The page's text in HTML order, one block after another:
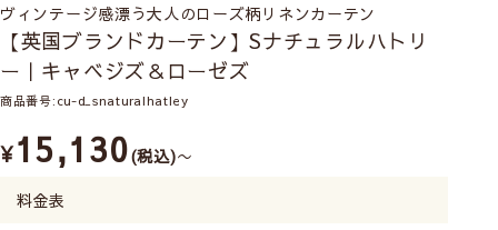
ヴィンテージ感漂う大人のローズ柄リネンカーテン
【英国ブランドカーテン】Sナチュラルハトリ
ー｜キャベジズ＆ローゼズ
商品番号 cu-d_snaturalhatley
¥15,130 税込 〜
料金表